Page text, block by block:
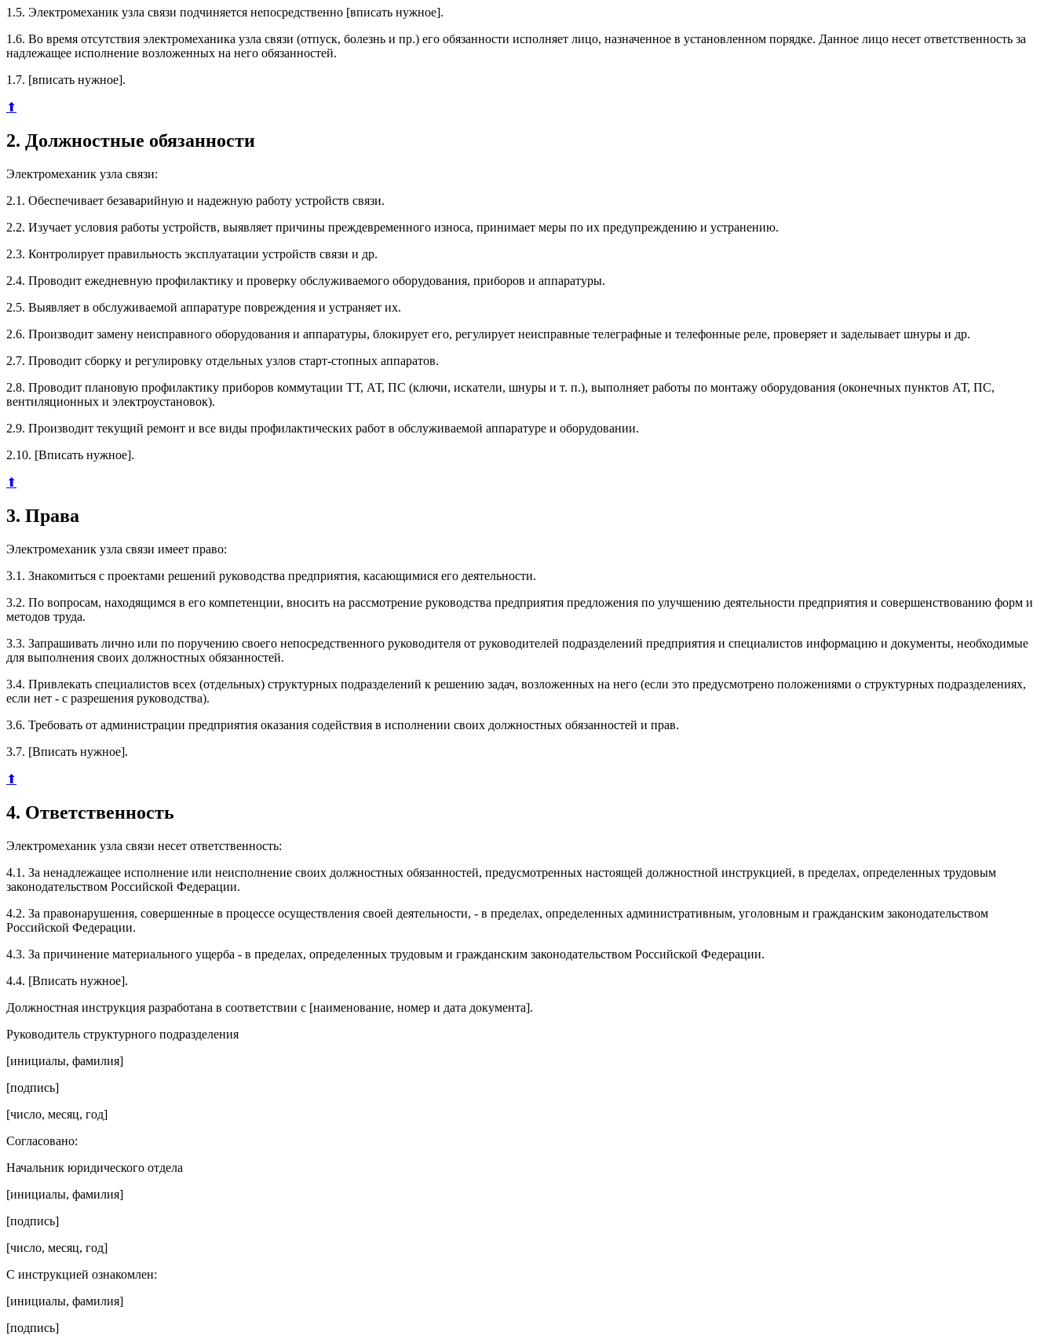
1.5. Электромеханик узла связи подчиняется непосредственно [вписать нужное].
1.6. Во время отсутствия электромеханика узла связи (отпуск, болезнь и пр.) его обязанности исполняет лицо, назначенное в установленном порядке. Данное лицо несет ответственность за
надлежащее исполнение возложенных на него обязанностей.
1.7. [вписать нужное].
⬆
2. Должностные обязанности
Электромеханик узла связи:
2.1. Обеспечивает безаварийную и надежную работу устройств связи.
2.2. Изучает условия работы устройств, выявляет причины преждевременного износа, принимает меры по их предупреждению и устранению.
2.3. Контролирует правильность эксплуатации устройств связи и др.
2.4. Проводит ежедневную профилактику и проверку обслуживаемого оборудования, приборов и аппаратуры.
2.5. Выявляет в обслуживаемой аппаратуре повреждения и устраняет их.
2.6. Производит замену неисправного оборудования и аппаратуры, блокирует его, регулирует неисправные телеграфные и телефонные реле, проверяет и заделывает шнуры и др.
2.7. Проводит сборку и регулировку отдельных узлов старт-стопных аппаратов.
2.8. Проводит плановую профилактику приборов коммутации ТТ, АТ, ПС (ключи, искатели, шнуры и т. п.), выполняет работы по монтажу оборудования (оконечных пунктов АТ, ПС,
вентиляционных и электроустановок).
2.9. Производит текущий ремонт и все виды профилактических работ в обслуживаемой аппаратуре и оборудовании.
2.10. [Вписать нужное].
⬆
3. Права
Электромеханик узла связи имеет право:
3.1. Знакомиться с проектами решений руководства предприятия, касающимися его деятельности.
3.2. По вопросам, находящимся в его компетенции, вносить на рассмотрение руководства предприятия предложения по улучшению деятельности предприятия и совершенствованию форм и
методов труда.
3.3. Запрашивать лично или по поручению своего непосредственного руководителя от руководителей подразделений предприятия и специалистов информацию и документы, необходимые
для выполнения своих должностных обязанностей.
3.4. Привлекать специалистов всех (отдельных) структурных подразделений к решению задач, возложенных на него (если это предусмотрено положениями о структурных подразделениях,
если нет - с разрешения руководства).
3.6. Требовать от администрации предприятия оказания содействия в исполнении своих должностных обязанностей и прав.
3.7. [Вписать нужное].
⬆
4. Ответственность
Электромеханик узла связи несет ответственность:
4.1. За ненадлежащее исполнение или неисполнение своих должностных обязанностей, предусмотренных настоящей должностной инструкцией, в пределах, определенных трудовым
законодательством Российской Федерации.
4.2. За правонарушения, совершенные в процессе осуществления своей деятельности, - в пределах, определенных административным, уголовным и гражданским законодательством
Российской Федерации.
4.3. За причинение материального ущерба - в пределах, определенных трудовым и гражданским законодательством Российской Федерации.
4.4. [Вписать нужное].
Должностная инструкция разработана в соответствии с [наименование, номер и дата документа].
Руководитель структурного подразделения
[инициалы, фамилия]
[подпись]
[число, месяц, год]
Согласовано:
Начальник юридического отдела
[инициалы, фамилия]
[подпись]
[число, месяц, год]
С инструкцией ознакомлен:
[инициалы, фамилия]
[подпись]